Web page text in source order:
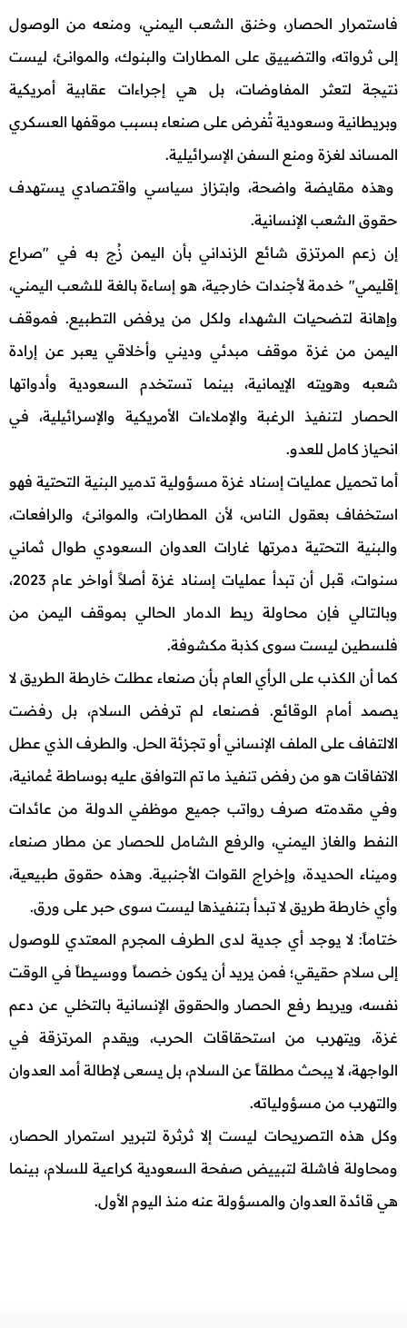
فاستمرار الحصار، وخنق الشعب اليمني، ومنعه من الوصول
إلى ثرواته، والتضييق على المطارات والبنوك، والموانئ، ليست
نتيجة لتعثر المفاوضات، بل هي إجراءات عقابية أمريكية
وبريطانية وسعودية تُفرض على صنعاء بسبب موقفها العسكري
المساند لغزة ومنع السفن الإسرائيلية.
وهذه مقايضة واضحة، وابتزاز سياسي واقتصادي يستهدف
حقوق الشعب الإنسانية.
إن زعم المرتزق شائع الزنداني بأن اليمن زُج به في "صراع
إقليمي" خدمة لأجندات خارجية، هو إساءة بالغة للشعب اليمني،
وإهانة لتضحيات الشهداء ولكل من يرفض التطبيع. فموقف
اليمن من غزة موقف مبدئي وديني وأخلاقي يعبر عن إرادة
شعبه وهويته الإيمانية، بينما تستخدم السعودية وأدواتها
الحصار لتنفيذ الرغبة والإملاءات الأمريكية والإسرائيلية، في
انحياز كامل للعدو.
أما تحميل عمليات إسناد غزة مسؤولية تدمير البنية التحتية فهو
استخفاف بعقول الناس، لأن المطارات، والموانئ، والرافعات،
والبنية التحتية دمرتها غارات العدوان السعودي طوال ثماني
سنوات، قبل أن تبدأ عمليات إسناد غزة أصلاً أواخر عام 2023،
وبالتالي فإن محاولة ربط الدمار الحالي بموقف اليمن من
فلسطين ليست سوى كذبة مكشوفة.
كما أن الكذب على الرأي العام بأن صنعاء عطلت خارطة الطريق لا
يصمد أمام الوقائع. فصنعاء لم ترفض السلام، بل رفضت
الالتفاف على الملف الإنساني أو تجزئة الحل. والطرف الذي عطل
الاتفاقات هو من رفض تنفيذ ما تم التوافق عليه بوساطة عُمانية،
وفي مقدمته صرف رواتب جميع موظفي الدولة من عائدات
النفط والغاز اليمني، والرفع الشامل للحصار عن مطار صنعاء
وميناء الحديدة، وإخراج القوات الأجنبية. وهذه حقوق طبيعية،
وأي خارطة طريق لا تبدأ بتنفيذها ليست سوى حبر على ورق.
ختاماً: لا يوجد أي جدية لدى الطرف المجرم المعتدي للوصول
إلى سلام حقيقي؛ فمن يريد أن يكون خصماً ووسيطاً في الوقت
نفسه، ويربط رفع الحصار والحقوق الإنسانية بالتخلي عن دعم
غزة، ويتهرب من استحقاقات الحرب، ويقدم المرتزقة في
الواجهة، لا يبحث مطلقاً عن السلام، بل يسعى لإطالة أمد العدوان
والتهرب من مسؤولياته.
وكل هذه التصريحات ليست إلا ثرثرة لتبرير استمرار الحصار،
ومحاولة فاشلة لتبييض صفحة السعودية كراعية للسلام، بينما
هي قائدة العدوان والمسؤولة عنه منذ اليوم الأول.